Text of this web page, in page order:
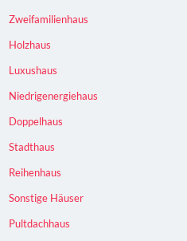
Zweifamilienhaus
Holzhaus
Luxushaus
Niedrigenergiehaus
Doppelhaus
Stadthaus
Reihenhaus
Sonstige Häuser
Pultdachhaus